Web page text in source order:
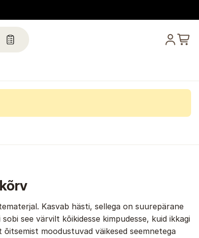
Kasvab hästi, sellega on suurepärane
see värvilt kõikidesse kimpudesse, kuid ikkagi
moodustuvad väikesed seemnetega